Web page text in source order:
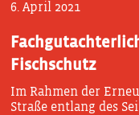
6. April 2021
Fischschutz
Im Rahmen der
Straße entlang des